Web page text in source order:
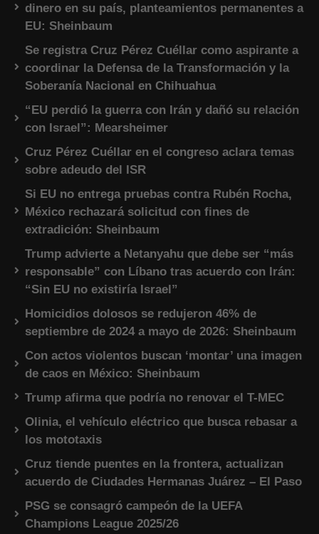
dinero en su país, planteamientos permanentes a
EU: Sheinbaum
Se registra Cruz Pérez Cuéllar como aspirante a
coordinar la Defensa de la Transformación y la
Soberanía Nacional en Chihuahua
“EU perdió la guerra con Irán y dañó su relación
con Israel”: Mearsheimer
Cruz Pérez Cuéllar en el congreso aclara temas
sobre adeudo del ISR
Si EU no entrega pruebas contra Rubén Rocha,
México rechazará solicitud con fines de
extradición: Sheinbaum
Trump advierte a Netanyahu que debe ser “más
responsable” con Líbano tras acuerdo con Irán:
“Sin EU no existiría Israel”
Homicidios dolosos se redujeron 46% de
septiembre de 2024 a mayo de 2026: Sheinbaum
Con actos violentos buscan ‘montar’ una imagen
de caos en México: Sheinbaum
Trump afirma que podría no renovar el T-MEC
Olinia, el vehículo eléctrico que busca rebasar a
los mototaxis
Cruz tiende puentes en la frontera, actualizan
acuerdo de Ciudades Hermanas Juárez – El Paso
PSG se consagró campeón de la UEFA
Champions League 2025/26